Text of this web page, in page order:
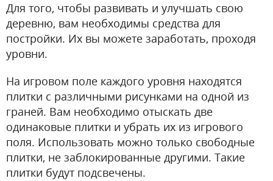
Для того, чтобы развивать и улучшать свою
деревню, вам необходимы средства для
постройки. Их вы можете заработать, проходя
уровни.
На игровом поле каждого уровня находятся
плитки с различными рисунками на одной из
граней. Вам необходимо отыскать две
одинаковые плитки и убрать их из игрового
поля. Использовать можно только свободные
плитки, не заблокированные другими. Такие
плитки будут подсвечены.